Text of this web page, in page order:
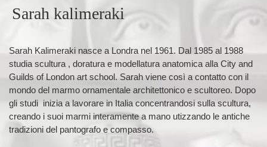
Sarah kalimeraki
Sarah Kalimeraki nasce a Londra nel 1961. Dal 1985 al 1988
studia scultura , doratura e modellatura anatomica alla City and
Guilds of London art school. Sarah viene così a contatto con il
mondo del marmo ornamentale architettonico e scultoreo. Dopo
gli studi inizia a lavorare in Italia concentrandosi sulla scultura,
creando i suoi marmi interamente a mano utizzando le antiche
tradizioni del pantografo e compasso.